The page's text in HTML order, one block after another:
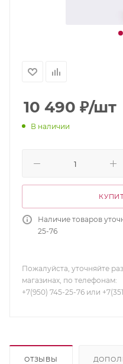
10 490 ₽/шт
В наличии
Наличие товаров
25-76
Пожалуйста, уточняйте
магазинах, по телефонам:
+7(950) 745-25-76 или
ОТЗЫВЫ